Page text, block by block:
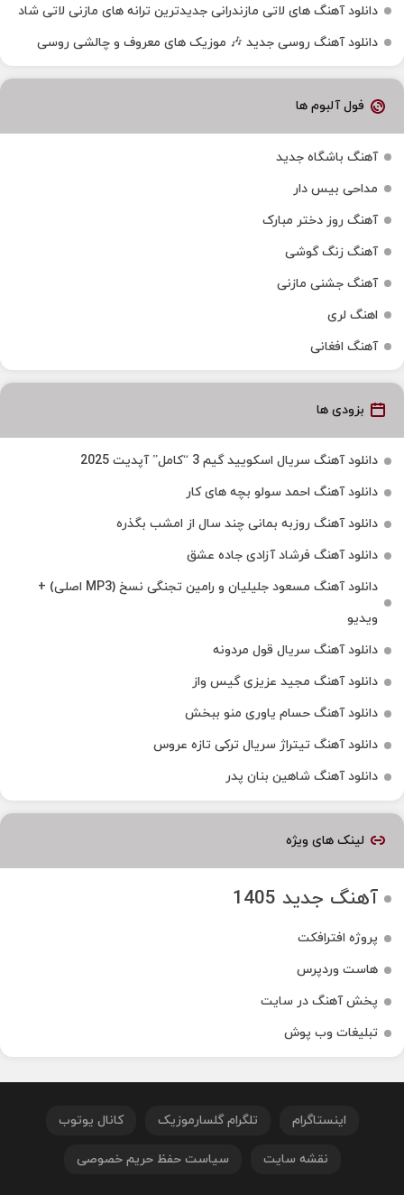
دانلود آهنگ‌ های لاتی مازندرانی جدیدترین ترانه های مازنی لاتی شاد
دانلود آهنگ روسی جدید 🎶 موزیک‌ های معروف و چالشی روسی
فول آلبوم ها
آهنگ باشگاه جدید
مداحی بیس دار
آهنگ روز دختر مبارک
آهنگ زنگ گوشی
آهنگ جشنی مازنی
اهنگ لری
آهنگ افغانی
بزودی ها
دانلود آهنگ سریال اسکویید گیم 3 “کامل” آپدیت 2025
دانلود آهنگ احمد سولو بچه های کار
دانلود آهنگ روزبه بمانی چند سال از امشب بگذره
دانلود آهنگ فرشاد آزادی جاده عشق
دانلود آهنگ مسعود جلیلیان و رامین تجنگی نسخ (MP3 اصلی) +
ویدیو
دانلود آهنگ سریال قول مردونه
دانلود آهنگ مجید عزیزی گیس واز
دانلود آهنگ حسام یاوری منو ببخش
دانلود آهنگ تیتراژ سریال ترکی تازه عروس
دانلود آهنگ شاهین بنان پدر
لینک های ویژه
آهنگ جدید 1405
پروژه افترافکت
هاست وردپرس
پخش آهنگ در سایت
تبلیغات وب پوش
اینستاگرام تلگرام گلسارموزیک کانال یوتوب
نقشه سایت سیاست حفظ حریم خصوصی